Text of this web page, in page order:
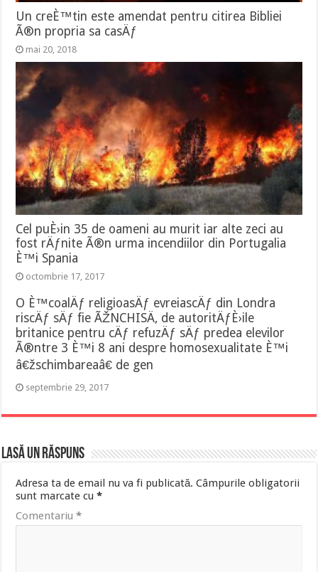
Un creÈ™tin este amendat pentru citirea Bibliei
Ã®n propria sa casÄƒ
mai 20, 2018
Cel puÈ›in 35 de oameni au murit iar alte zeci au
fost rÄƒnite Ã®n urma incendiilor din Portugalia
È™i Spania
octombrie 17, 2017
O È™coalÄƒ religioasÄƒ evreiascÄƒ din Londra
riscÄƒ sÄƒ fie ÃŽNCHISÄ‚ de autoritÄƒÈ›ile
britanice pentru cÄƒ refuzÄƒ sÄƒ predea elevilor
Ã®ntre 3 È™i 8 ani despre homosexualitate È™i
â€žschimbareaâ€ de gen
septembrie 29, 2017
Lasă un răspuns
Adresa ta de email nu va fi publicată. Câmpurile obligatorii
sunt marcate cu*
Comentariu*